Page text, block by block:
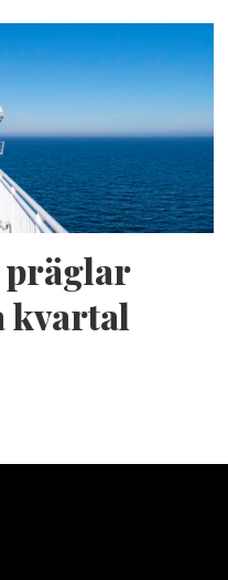
präglar
kvartal